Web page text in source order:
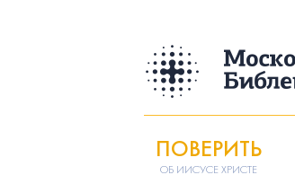
ПОВЕРИТЬ
ОБ ИИСУСЕ ХРИСТЕ